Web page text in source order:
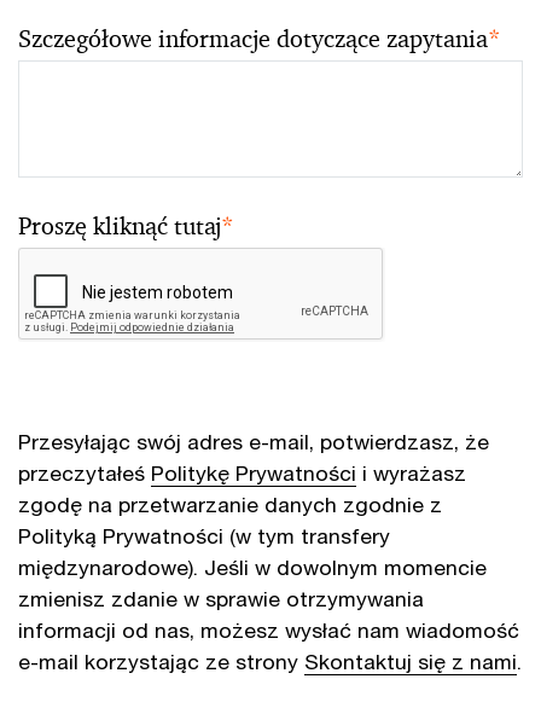
Szczegółowe informacje dotyczące zapytania*
Proszę kliknąć tutaj*
Przesyłając swój adres e-mail, potwierdzasz, że
przeczytałeś Politykę Prywatności i wyrażasz
zgodę na przetwarzanie danych zgodnie z
Polityką Prywatności (w tym transfery
międzynarodowe). Jeśli w dowolnym momencie
zmienisz zdanie w sprawie otrzymywania
informacji od nas, możesz wysłać nam wiadomość
e-mail korzystając ze strony Skontaktuj się z nami.